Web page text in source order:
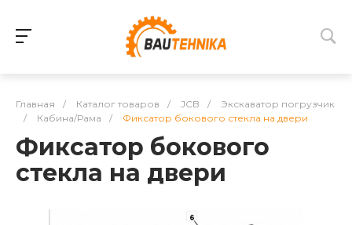
Главная / Каталог товаров / JCB /
Экскаватор погрузчик
/
Кабина/Рама / Фиксатор бокового стекла на двери
Фиксатор бокового
стекла на двери